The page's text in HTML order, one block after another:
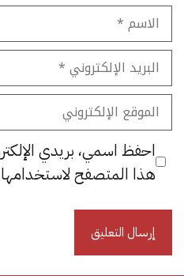
الاسم
البريد
الإلكتروني
الموقع
الإلكتروني
احفظ اسمي، بريدي
هذا المتصفح لاستخدامها